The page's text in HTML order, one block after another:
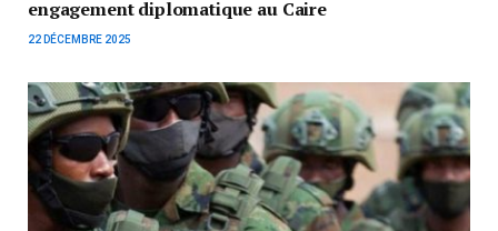
engagement diplomatique au Caire
22 DÉCEMBRE 2025